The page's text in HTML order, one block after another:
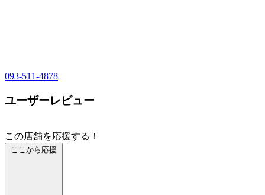
093-511-4878
ユーザーレビュー
この店舗を応援する！
ここから応援